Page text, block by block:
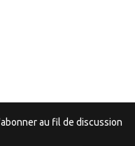
au fil de discussion